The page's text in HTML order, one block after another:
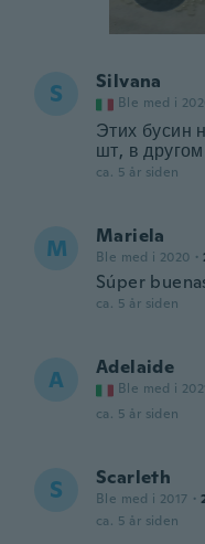
S Silvana
Ble med i
Этих бусин
шт, в
ca. 5 år siden
M Mariela
Ble med i 2020 ·
Súper
ca. 5 år siden
A Adelaide
Ble med i
ca. 5 år siden
S Scarleth
Ble med i 2017 ·
ca. 5 år siden